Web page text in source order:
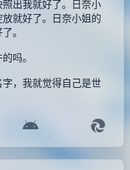
出我就好了。日奈小
就好了。日奈小姐的
。
吗。
，我就觉得自己是世